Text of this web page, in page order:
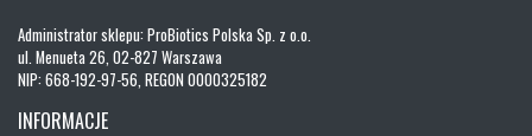
Administrator sklepu: ProBiotics Polska Sp. z o.o.
ul. Menueta 26, 02-827 Warszawa
NIP: 668-192-97-56, REGON 0000325182
INFORMACJE